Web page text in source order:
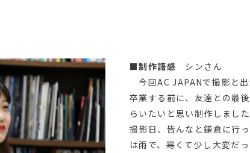
■制作語感 シンさん
今回AC JAPANで撮影と出
卒業する前に、友達との最
らいたいと思い制作しました
撮影日、皆んなと鎌倉に行
は雨で、寒くて少し大変だ